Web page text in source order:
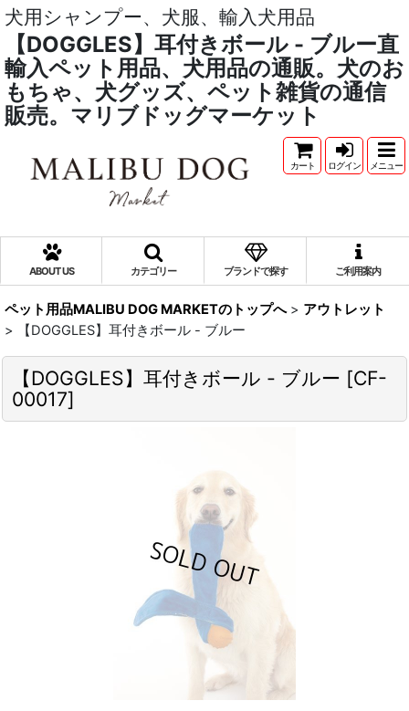
犬用シャンプー、犬服、輸入犬用品
【DOGGLES】耳付きボール - ブルー直
輸入ペット用品、犬用品の通販。犬のお
もちゃ、犬グッズ、ペット雑貨の通信
販売。マリブドッグマーケット
カート ログイン メニュー
ABOUT US カテゴリー ブランドで探す ご利用案内
ペット用品MALIBU DOG MARKETのトップへ > アウトレット
>
【DOGGLES】耳付きボール - ブルー
【DOGGLES】耳付きボール - ブルー [CF-
00017]